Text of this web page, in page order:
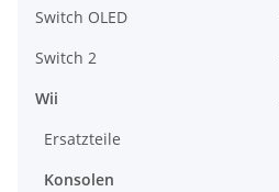
Switch OLED
Switch 2
Wii
Ersatzteile
Konsolen